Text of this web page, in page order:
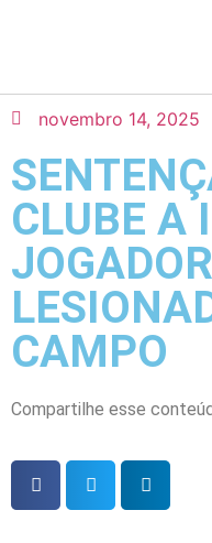
novembro 14, 2025
CLUBE A
CAMPO
Compartilhe esse